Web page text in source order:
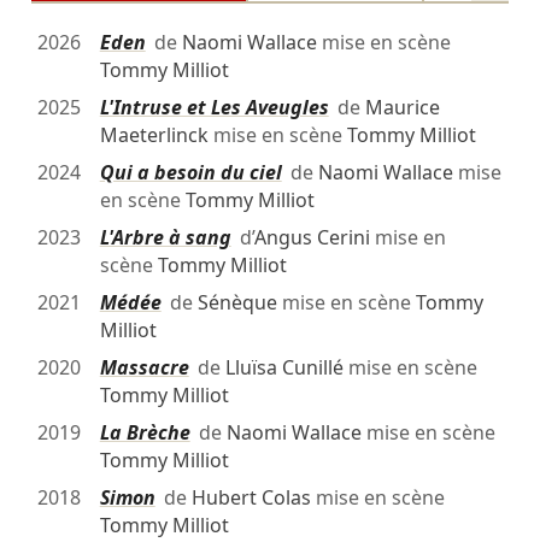
2026 Eden de Naomi Wallacemise en scène
Tommy Milliot
2025
L'Intruse et Les Aveugles de Maurice
Maeterlinck mise en scèneTommy Milliot
2024
Qui a besoin du cielde Naomi Wallacemise
en scèneTommy Milliot
2023
L'Arbre à sangd’Angus Cerini mise en
scèneTommy Milliot
2021
MédéedeSénèquemise en scèneTommy
Milliot
2020
Massacrede Lluïsa Cunillémise en scène
Tommy Milliot
2019
La Brèchede Naomi Wallacemise en scène
Tommy Milliot
2018
Simon de Hubert Colas mise en scène
Tommy Milliot